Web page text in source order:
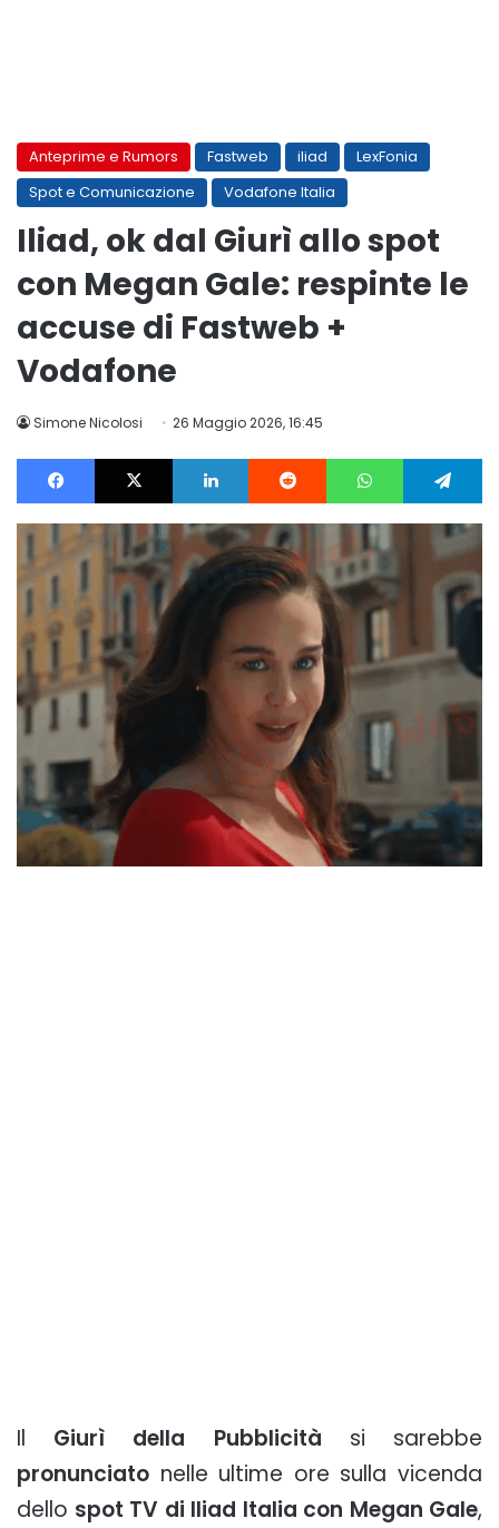
Anteprime e Rumors Fastweb iliad
LexFonia
Spot e Comunicazione
Vodafone Italia
Iliad, ok dal Giurì allo spot
con Megan Gale: respinte le
accuse di Fastweb +
Vodafone
Simone Nicolosi 26 Maggio 2026, 16:45
Facebook X LinkedIn Reddit WhatsApp
Il Giurì della Pubblicità si sarebbe
pronunciato nelle ultime ore sulla vicenda
dello spot TV di Iliad Italia con Megan Gale,